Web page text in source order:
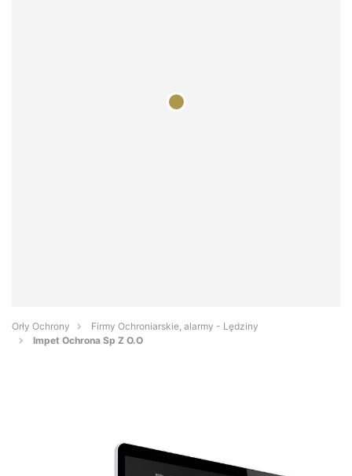
Orły Ochrony
Firmy Ochroniarskie, alarmy - Lędziny
Impet Ochrona Sp Z O.O